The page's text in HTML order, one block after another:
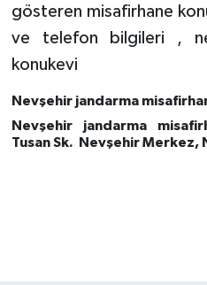
gösteren misafirhane
ve telefon bilgileri ,
konukevi
Nevşehir jandarma
Nevşehir jandarma
Tusan Sk. Nevşehir Merkez,